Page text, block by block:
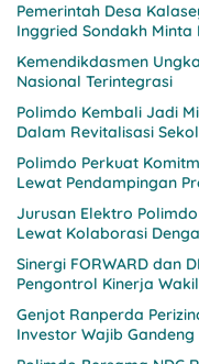
Pemerintah Desa
Inggried Sondakh Minta
Kemendikdasmen
Nasional Terintegrasi
Polimdo Kembali Jadi
Dalam Revitalisasi
Polimdo Perkuat
Lewat Pendampingan
Jurusan Elektro
Lewat Kolaborasi
Sinergi FORWARD dan
Pengontrol Kinerja
Genjot Ranperda
Investor Wajib